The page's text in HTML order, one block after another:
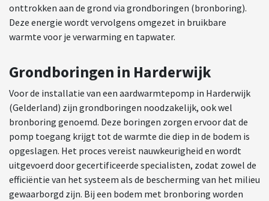
onttrokken aan de grond via grondboringen (bronboring).
Deze energie wordt vervolgens omgezet in bruikbare
warmte voor je verwarming en tapwater.
Grondboringen in Harderwijk
Voor de installatie van een aardwarmtepomp in Harderwijk
(Gelderland) zijn grondboringen noodzakelijk, ook wel
bronboring genoemd. Deze boringen zorgen ervoor dat de
pomp toegang krijgt tot de warmte die diep in de bodem is
opgeslagen. Het proces vereist nauwkeurigheid en wordt
uitgevoerd door gecertificeerde specialisten, zodat zowel de
efficiëntie van het systeem als de bescherming van het milieu
gewaarborgd zijn. Bij een bodem met bronboring worden